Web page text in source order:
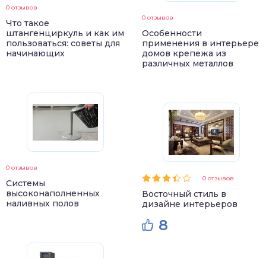
0 отзывов
Что такое
штангенциркуль и как им
пользоваться: советы для
начинающих
0 отзывов
Системы
высоконаполненных
наливных полов
0 отзывов
Особенности
применения в интерьере
домов крепежа из
различных металлов
0 отзывов
Восточный стиль в
дизайне интерьеров
8